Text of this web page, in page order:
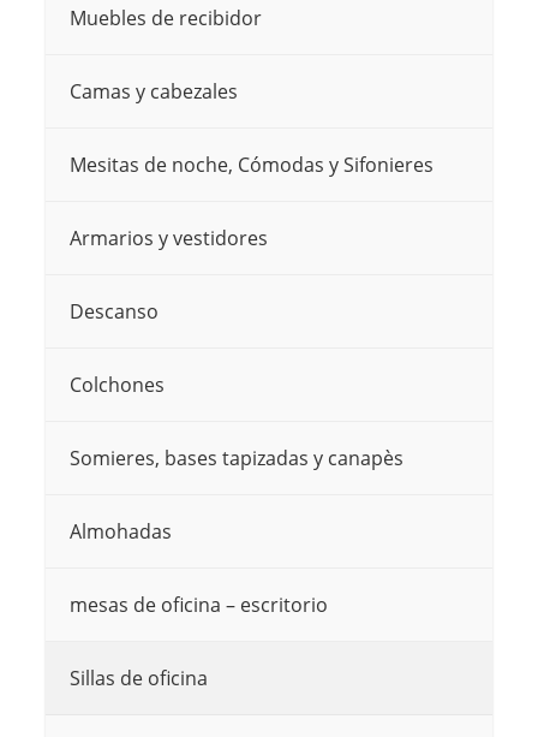
Muebles de recibidor
Camas y cabezales
Mesitas de noche, Cómodas y Sifonieres
Armarios y vestidores
Descanso
Colchones
Somieres, bases tapizadas y canapès
Almohadas
mesas de oficina – escritorio
Sillas de oficina